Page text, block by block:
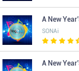
SONAi